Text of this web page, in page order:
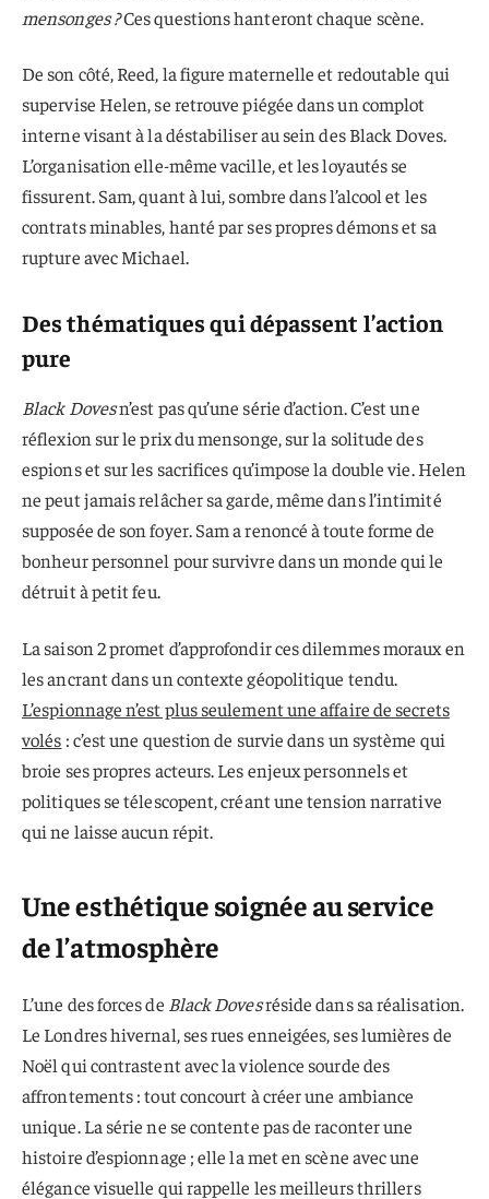
mensonges ?Ces questions hanteront chaque scène.
De son côté, Reed, la figure maternelle et redoutable qui
supervise Helen, se retrouve piégée dans un complot
interne visant à la déstabiliser au sein des Black Doves.
L’organisation elle-même vacille, et les loyautés se
fissurent. Sam, quant à lui, sombre dans l’alcool et les
contrats minables, hanté par ses propres démons et sa
rupture avec Michael.
Des thématiques qui dépassent l’action
pure
Black Dovesn’est pas qu’une série d’action. C’est une
réflexion sur le prix du mensonge, sur la solitude des
espions et sur les sacrifices qu’impose la double vie. Helen
ne peut jamais relâcher sa garde, même dans l’intimité
supposée de son foyer. Sam a renoncé à toute forme de
bonheur personnel pour survivre dans un monde qui le
détruit à petit feu.
La saison 2 promet d’approfondir ces dilemmes moraux en
les ancrant dans un contexte géopolitique tendu.
L’espionnage n’est plus seulement une affaire de secrets
volés : c’est une question de survie dans un système qui
broie ses propres acteurs. Les enjeux personnels et
politiques se télescopent, créant une tension narrative
qui ne laisse aucun répit.
Une esthétique soignée au service
de l’atmosphère
L’une des forces de Black Dovesréside dans sa réalisation.
Le Londres hivernal, ses rues enneigées, ses lumières de
Noël qui contrastent avec la violence sourde des
affrontements : tout concourt à créer une ambiance
unique. La série ne se contente pas de raconter une
histoire d’espionnage ; elle la met en scène avec une
élégance visuelle qui rappelle les meilleurs thrillers